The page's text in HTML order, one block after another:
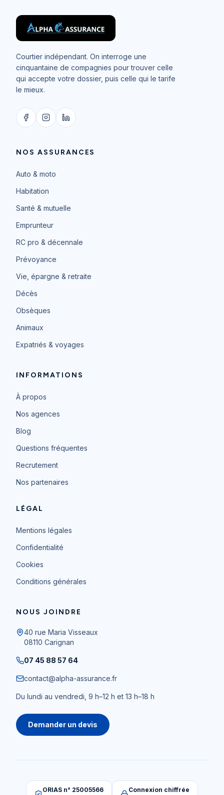
Courtier indépendant. On interroge une
cinquantaine de compagnies pour trouver celle
qui accepte votre dossier, puis celle qui le tarife
le mieux.
NOS ASSURANCES
Auto & moto
Habitation
Santé & mutuelle
Emprunteur
RC pro & décennale
Prévoyance
Vie, épargne & retraite
Décès
Obsèques
Animaux
Expatriés & voyages
INFORMATIONS
À propos
Nos agences
Blog
Questions fréquentes
Recrutement
Nos partenaires
LÉGAL
Mentions légales
Confidentialité
Cookies
Conditions générales
NOUS JOINDRE
40 rue Maria Visseaux
08110 Carignan
07 45 88 57 64
contact@alpha-assurance.fr
Du lundi au vendredi, 9 h–12 h et 13 h–18 h
Demander un devis
ORIAS n° 25005566
Connexion chiffrée